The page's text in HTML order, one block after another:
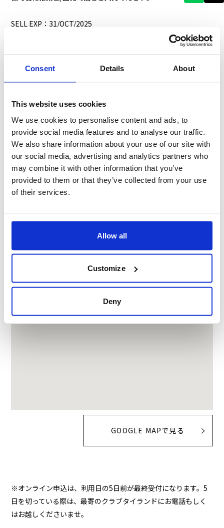
Consent Details About
This website uses cookies
We use cookies to personalise content and ads, to
provide social media features and to analyse our traffic.
We also share information about your use of our site with
our social media, advertising and analytics partners who
may combine it with other information that you’ve
provided to them or that they’ve collected from your use
of their services.
Allow all
Customize
Deny
SELL EXP：31/OCT/2025
LOCATION MAP
GOOGLE MAPで見る
※オンライン申込は、利用日の5日前が最終受付になります。5
日を切っている際は、最寄のクラブタイランドにお電話もしく
はお越しくださいませ。